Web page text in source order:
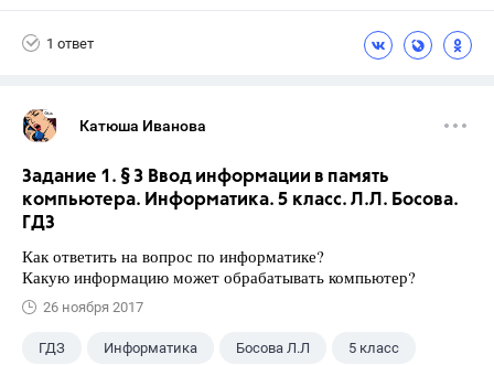
1 ответ
Катюша Иванова
Задание 1. § 3 Ввод информации в память
компьютера. Информатика. 5 класс. Л.Л. Босова.
ГДЗ
Как ответить на вопрос по информатике?
Какую информацию может обрабатывать компьютер?
26 ноября 2017
ГДЗ Информатика Босова Л.Л 5 класс